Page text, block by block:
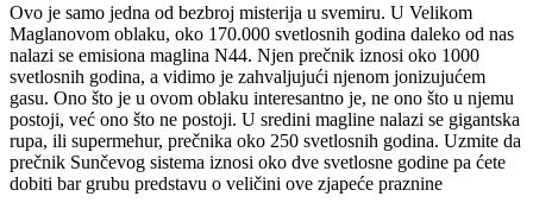
Ovo je samo jedna od bezbroj misterija u svemiru. U Velikom
Maglanovom oblaku, oko 170.000 svetlosnih godina daleko od nas
nalazi se emisiona maglina N44. Njen prečnik iznosi oko 1000
svetlosnih godina, a vidimo je zahvaljujući njenom jonizujućem
gasu. Ono što je u ovom oblaku interesantno je, ne ono što u njemu
postoji, već ono što ne postoji. U sredini magline nalazi se gigantska
rupa, ili supermehur, prečnika oko 250 svetlosnih godina. Uzmite da
prečnik Sunčevog sistema iznosi oko dve svetlosne godine pa ćete
dobiti bar grubu predstavu o veličini ove zjapeće praznine